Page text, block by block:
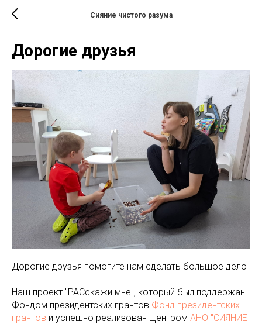
Сияние чистого разума
Дорогие друзья
Дорогие друзья помогите нам сделать большое дело
Наш проект "РАСскажи мне", который был поддержан
Фондом президентских грантов Фонд президентских
грантов и успешно реализован Центром АНО "СИЯНИЕ